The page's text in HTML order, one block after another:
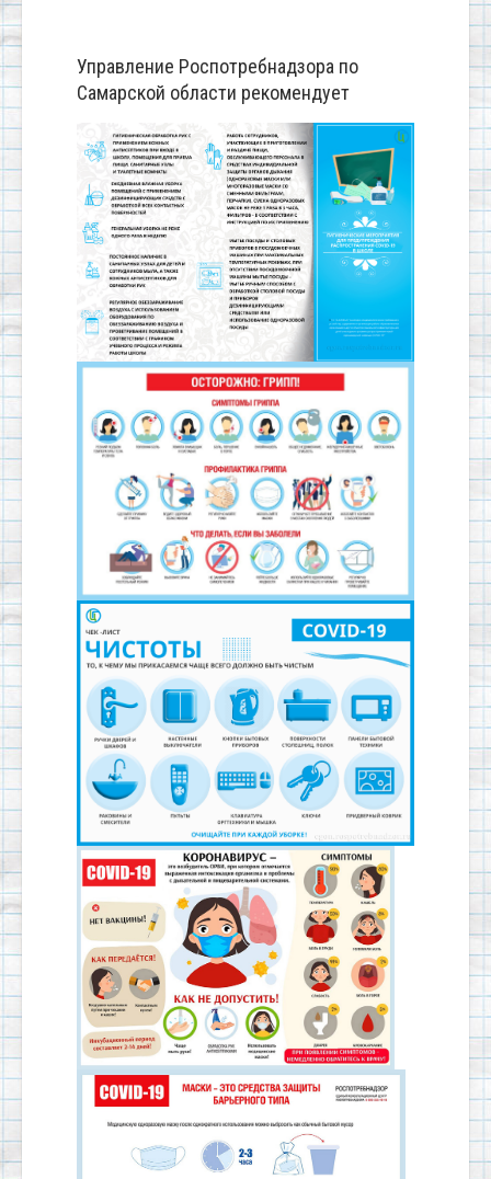
Управление Роспотребнадзора по
Самарской области рекомендует